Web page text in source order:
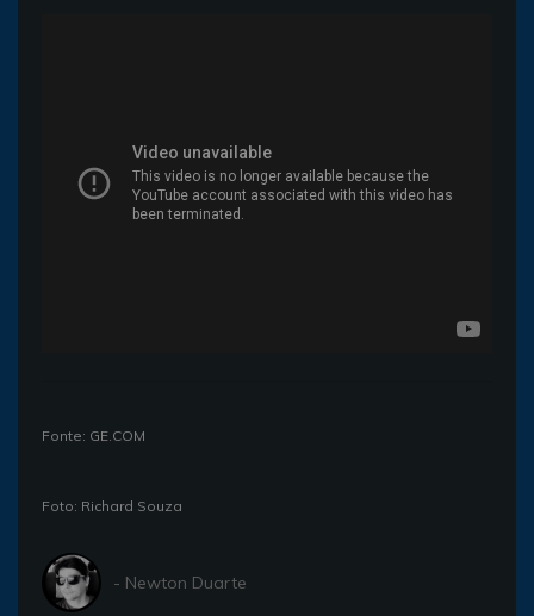
Fonte: GE.COM
Foto: Richard Souza
- Newton Duarte